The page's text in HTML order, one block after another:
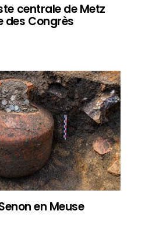
centrale de Metz
des Congrès
en Meuse